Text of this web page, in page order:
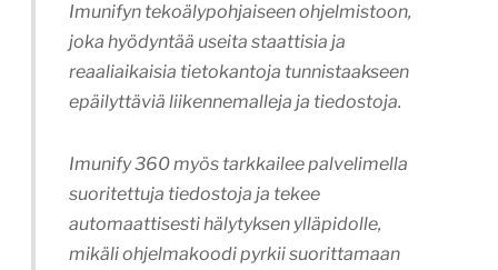
Imunifyn tekoälypohjaiseen ohjelmistoon,
joka hyödyntää useita staattisia ja
reaaliaikaisia tietokantoja tunnistaakseen
epäilyttäviä liikennemalleja ja tiedostoja.
Imunify 360 myös tarkkailee palvelimella
suoritettuja tiedostoja ja tekee
automaattisesti hälytyksen ylläpidolle,
mikäli ohjelmakoodi pyrkii suorittamaan